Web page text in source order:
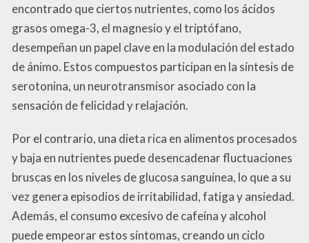
encontrado que ciertos nutrientes, como los ácidos
grasos omega-3, el magnesio y el triptófano,
desempeñan un papel clave en la modulación del estado
de ánimo. Estos compuestos participan en la síntesis de
serotonina, un neurotransmisor asociado con la
sensación de felicidad y relajación.
Por el contrario, una dieta rica en alimentos procesados
y baja en nutrientes puede desencadenar fluctuaciones
bruscas en los niveles de glucosa sanguínea, lo que a su
vez genera episodios de irritabilidad, fatiga y ansiedad.
Además, el consumo excesivo de cafeína y alcohol
puede empeorar estos síntomas, creando un ciclo